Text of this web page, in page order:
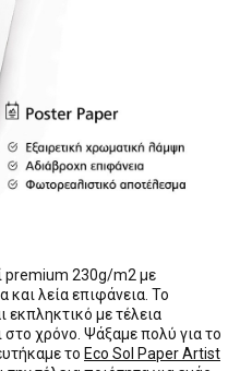
premium 230g/m2 με
και λεία επιφάνεια. Το
με τέλεια
στο χρόνο. Ψάξαμε πολύ για το
το Eco Sol Paper Artist